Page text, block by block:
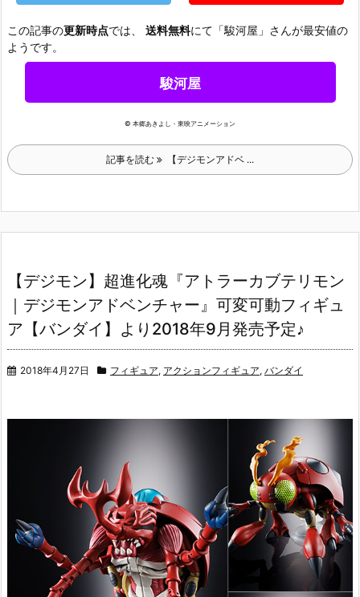
この記事の更新時点では、 送料無料にて「駿河屋」さんが最安値の
ようです。
駿河屋
© 本郷あきよし・東映アニメーション
記事を読む 【デジモンアドベ ...
【デジモン】超進化魂『アトラーカブテリモン
｜デジモンアドベンチャー』可変可動フィギュ
ア【バンダイ】より2018年9月発売予定♪
2018年4月27日 フィギュア, アクションフィギュア, バンダイ